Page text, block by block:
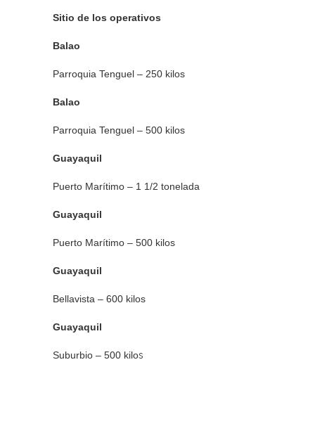
Sitio de los operativos
Balao
Parroquia Tenguel – 250 kilos
Balao
Parroquia Tenguel – 500 kilos
Guayaquil
Puerto Marítimo – 1 1/2 tonelada
Guayaquil
Puerto Marítimo – 500 kilos
Guayaquil
Bellavista – 600 kilos
Guayaquil
Suburbio – 500 kilos